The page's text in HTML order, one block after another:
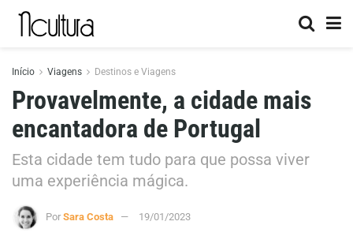
Início Viagens Destinos e Viagens
Provavelmente, a cidade mais
encantadora de Portugal
Esta cidade tem tudo para que possa viver
uma experiência mágica.
Por Sara Costa 19/01/2023